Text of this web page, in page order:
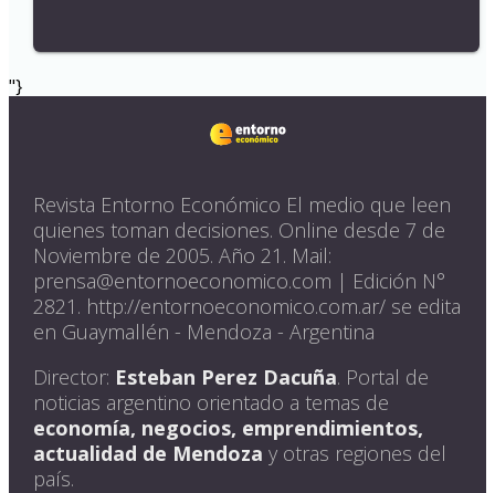
"}
Revista Entorno Económico El medio que leen
quienes toman decisiones. Online desde 7 de
Noviembre de 2005. Año 21. Mail:
prensa@entornoeconomico.com | Edición N°
2821. http://entornoeconomico.com.ar/ se edita
en Guaymallén - Mendoza - Argentina
Director: Esteban Perez Dacuña. Portal de
noticias argentino orientado a temas de
economía, negocios, emprendimientos,
actualidad de Mendoza y otras regiones del
país.